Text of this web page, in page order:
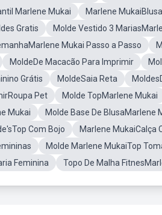
Marlene Mukai
Marlene
Gratis
Molde Vestido 3
Mukai Passo a Passo
MoldeDe Macacão Para Imprimir
Grátis
MoldeSaia Reta
Pet
Molde TopMarlene Mukai
Mukai
Molde Base De BlusaMarlene
Com Bojo
Marlene MukaiCalça
Molde Marlene MukaiTop
Feminina
Topo De Malha